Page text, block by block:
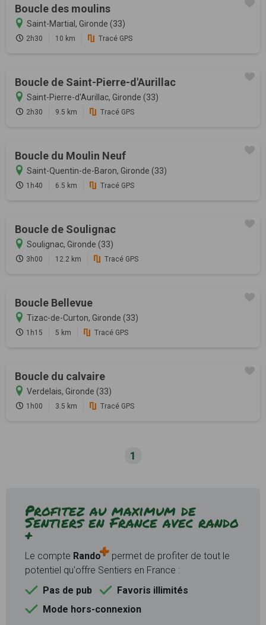
Boucle des moulins
Saint-Martial, Gironde (33)
2h30 10 km Tracé GPS
Boucle de Saint-Pierre-d'Aurillac
Saint-Pierre-d'Aurillac, Gironde (33)
2h30 9.5 km Tracé GPS
Boucle du Moulin Neuf
Saint-Quentin-de-Baron, Gironde (33)
1h40 6.5 km Tracé GPS
Boucle de Soulignac
Soulignac, Gironde (33)
3h00 12.2 km Tracé GPS
Boucle Bellevue
Tizac-de-Curton, Gironde (33)
1h15 5 km Tracé GPS
Boucle du calvaire
Verdelais, Gironde (33)
1h00 3.5 km Tracé GPS
1
Profitez au maximum de
Sentiers en France avec rando
+
Le compte Rando
permet de profiter de tout le
potentiel qu'offre Sentiers en France :
Pas de pub
Favoris illimités
Mode hors-connexion